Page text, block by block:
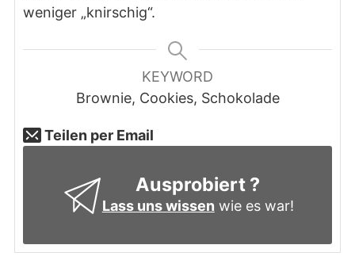
weniger „knirschig“.
KEYWORD
Brownie, Cookies, Schokolade
Teilen per Email
Ausprobiert ?
Lass uns wissen wie es war!